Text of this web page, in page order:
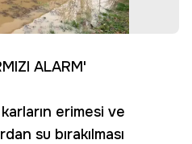
ALARM'
erimesi ve
su bırakılması